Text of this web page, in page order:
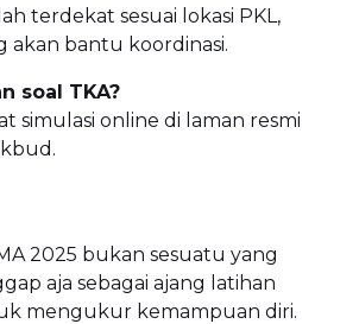
terdekat sesuai lokasi PKL,
akan bantu koordinasi.
soal TKA?
simulasi online di laman resmi
2025 bukan sesuatu yang
aja sebagai ajang latihan
mengukur kemampuan diri.